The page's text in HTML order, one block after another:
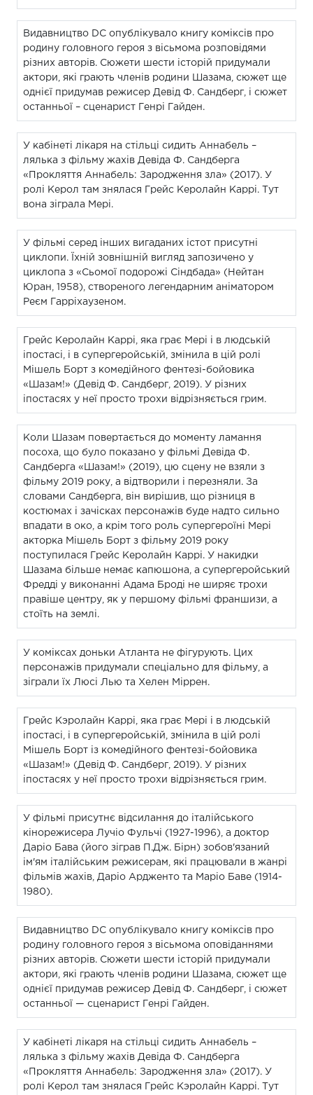
Видавництво DC опублікувало книгу коміксів про
родину головного героя з вісьмома розповідями
різних авторів. Сюжети шести історій придумали
актори, які грають членів родини Шазама, сюжет ще
однієї придумав режисер Девід Ф. Сандберг, і сюжет
останньої – сценарист Генрі Гайден.
У кабінеті лікаря на стільці сидить Аннабель –
лялька з фільму жахів Девіда Ф. Сандберга
«Прокляття Аннабель: Зародження зла» (2017). У
ролі Керол там знялася Грейс Керолайн Каррі. Тут
вона зіграла Мері.
У фільмі серед інших вигаданих істот присутні
циклопи. Їхній зовнішній вигляд запозичено у
циклопа з «Сьомої подорожі Сіндбада» (Нейтан
Юран, 1958), створеного легендарним аніматором
Реєм Гарріхаузеном.
Грейс Керолайн Каррі, яка грає Мері і в людській
іпостасі, і в супергеройській, змінила в цій ролі
Мішель Борт з комедійного фентезі-бойовика
«Шазам!» (Девід Ф. Сандберг, 2019). У різних
іпостасях у неї просто трохи відрізняється грим.
Коли Шазам повертається до моменту ламання
посоха, що було показано у фільмі Девіда Ф.
Сандберга «Шазам!» (2019), цю сцену не взяли з
фільму 2019 року, а відтворили і перезняли. За
словами Сандберга, він вирішив, що різниця в
костюмах і зачісках персонажів буде надто сильно
впадати в око, а крім того роль супергероїні Мері
акторка Мішель Борт з фільму 2019 року
поступилася Грейс Керолайн Каррі. У накидки
Шазама більше немає капюшона, а супергеройський
Фредді у виконанні Адама Броді не ширяє трохи
правіше центру, як у першому фільмі франшизи, а
стоїть на землі.
У коміксах доньки Атланта не фігурують. Цих
персонажів придумали спеціально для фільму, а
зіграли їх Люсі Лью та Хелен Міррен.
Грейс Кэролайн Каррі, яка грає Мері і в людській
іпостасі, і в супергеройській, змінила в цій ролі
Мішель Борт із комедійного фентезі-бойовика
«Шазам!» (Девід Ф. Сандберг, 2019). У різних
іпостасях у неї просто трохи відрізняється грим.
У фільмі присутнє відсилання до італійського
кінорежисера Лучіо Фульчі (1927-1996), а доктор
Даріо Бава (його зіграв П.Дж. Бірн) зобов'язаний
ім'ям італійським режисерам, які працювали в жанрі
фільмів жахів, Даріо Ардженто та Маріо Баве (1914-
1980).
Видавництво DC опублікувало книгу коміксів про
родину головного героя з вісьмома оповіданнями
різних авторів. Сюжети шести історій придумали
актори, які грають членів родини Шазама, сюжет ще
однієї придумав режисер Девід Ф. Сандберг, і сюжет
останньої — сценарист Генрі Гайден.
У кабінеті лікаря на стільці сидить Аннабель –
лялька з фільму жахів Девіда Ф. Сандберга
«Прокляття Аннабель: Зародження зла» (2017). У
ролі Керол там знялася Грейс Кэролайн Каррі. Тут